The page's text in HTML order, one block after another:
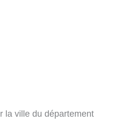
la ville du département